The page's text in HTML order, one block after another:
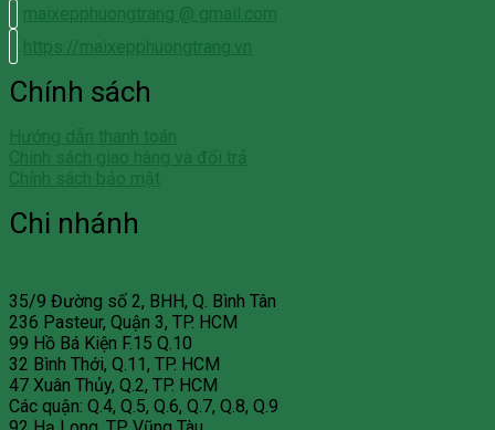
maixepphuongtrang @ gmail.com
https://maixepphuongtrang.vn
Chính sách
Hướng dẫn thanh toán
Chính sách giao hàng và đổi trả
Chính sách bảo mật
Chi nhánh
35/9 Đường số 2, BHH, Q. Bình Tân
236 Pasteur, Quận 3, TP. HCM
99 Hồ Bá Kiện F.15 Q.10
32 Bình Thới, Q.11, TP. HCM
47 Xuân Thủy, Q.2, TP. HCM
Các quận: Q.4, Q.5, Q.6, Q.7, Q.8, Q.9